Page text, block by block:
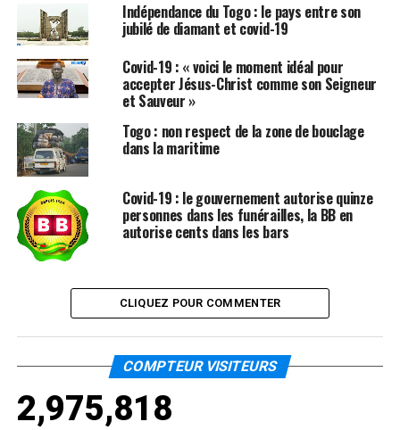
Indépendance du Togo : le pays entre son
jubilé de diamant et covid-19
Covid-19 : « voici le moment idéal pour
accepter Jésus-Christ comme son Seigneur
et Sauveur »
Togo : non respect de la zone de bouclage
dans la maritime
Covid-19 : le gouvernement autorise quinze
personnes dans les funérailles, la BB en
autorise cents dans les bars
CLIQUEZ POUR COMMENTER
COMPTEUR VISITEURS
2,975,818